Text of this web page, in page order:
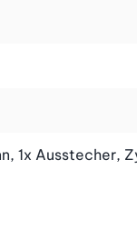
1x Ausstecher,